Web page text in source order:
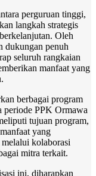
perguruan tinggi,
langkah strategis
Oleh
dukungan penuh
seluruh rangkaian
manfaat yang
berbagai program
periode PPK Ormawa
tujuan program,
yang
melalui kolaborasi
mitra terkait.
ini, diharapkan